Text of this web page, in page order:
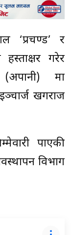
‘प्रचण्ड’ र
गरेर
(अपानी) मा
खगराज
पाएकी
विभाग